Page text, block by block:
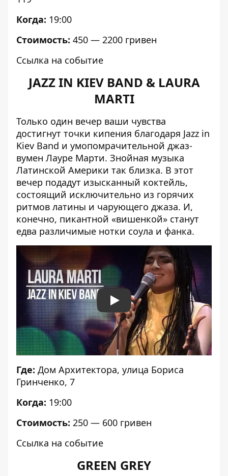
Когда: 19:00
Стоимость: 450 — 2200 гривен
Ссылка на событие
JAZZ IN KIEV BAND & LAURA
MARTI
Только один вечер ваши чувства
достигнут точки кипения благодаря Jazz in
Kiev Band и умопомрачительной джаз-
вумен Лауре Марти. Знойная музыка
Латинской Америки так близка. В этот
вечер подадут изысканный коктейль,
состоящий исключительно из горячих
ритмов латины и чарующего джаза. И,
конечно, пикантной «вишенкой» станут
едва различимые нотки соула и фанка.
Play
Где: Дом Архитектора, улица Бориса
Гринченко, 7
Когда: 19:00
Стоимость: 250 — 600 гривен
Ссылка на событие
GREEN GREY